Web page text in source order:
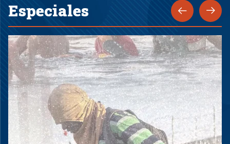
Especiales